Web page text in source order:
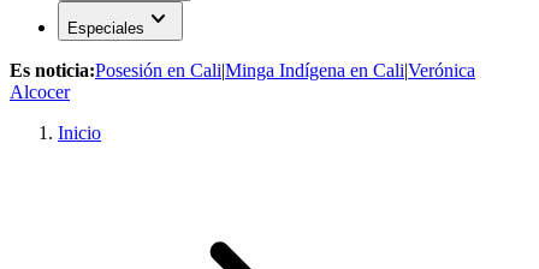
Especiales expand_more
Es noticia:Posesión en Cali|Minga Indígena en Cali|Verónica
Alcocer
Inicio